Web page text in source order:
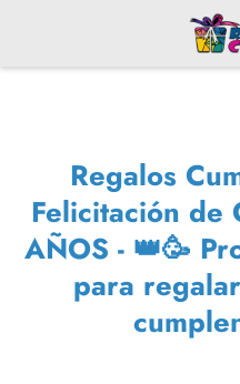
Regalos
Felicitación de
AÑOS - 👑🥳
para